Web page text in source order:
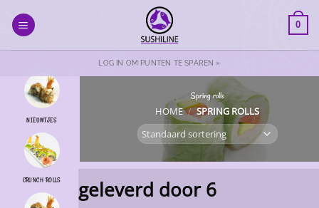
naar
0
LOG IN OM PUNTEN TE SPAREN »
Spring rolls
HOME / SPRING ROLLS
NIEUWTJES
CRUNCH ROLLS geleverd door 6